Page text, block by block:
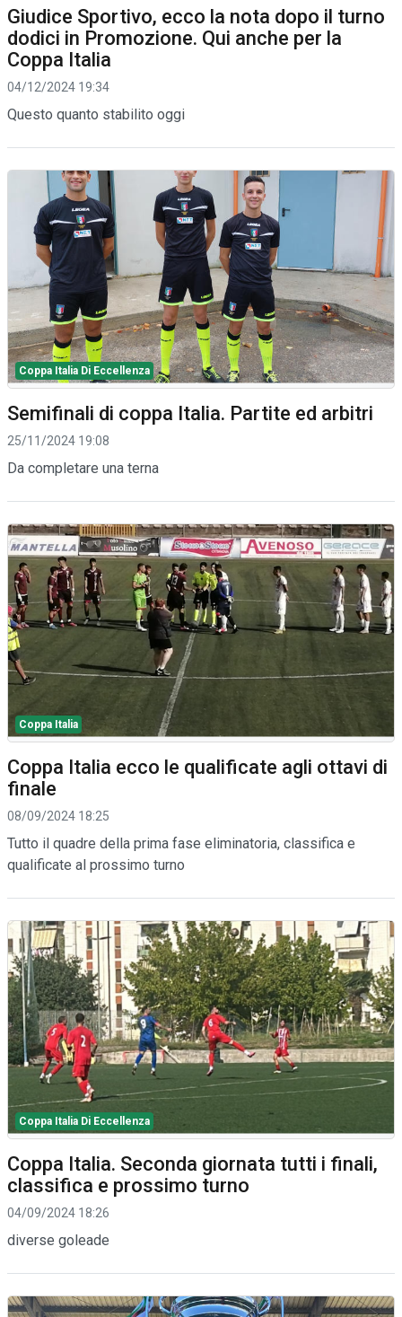
Giudice Sportivo, ecco la nota dopo il turno
dodici in Promozione. Qui anche per la
Coppa Italia
04/12/2024 19:34
Questo quanto stabilito oggi
Coppa Italia Di Eccellenza
Semifinali di coppa Italia. Partite ed arbitri
25/11/2024 19:08
Da completare una terna
Coppa Italia
Coppa Italia ecco le qualificate agli ottavi di
finale
08/09/2024 18:25
Tutto il quadre della prima fase eliminatoria, classifica e
qualificate al prossimo turno
Coppa Italia Di Eccellenza
Coppa Italia. Seconda giornata tutti i finali,
classifica e prossimo turno
04/09/2024 18:26
diverse goleade